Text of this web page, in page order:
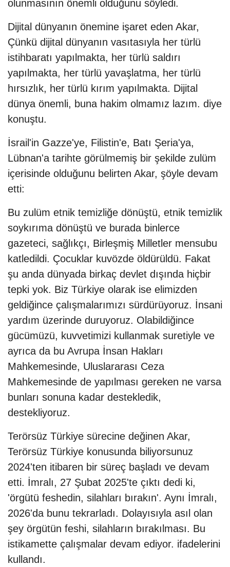
olunmasının önemli olduğunu söyledi.
Dijital dünyanın önemine işaret eden Akar,
Çünkü dijital dünyanın vasıtasıyla her türlü
istihbaratı yapılmakta, her türlü saldırı
yapılmakta, her türlü yavaşlatma, her türlü
hırsızlık, her türlü kırım yapılmakta. Dijital
dünya önemli, buna hakim olmamız lazım. diye
konuştu.
İsrail'in Gazze'ye, Filistin'e, Batı Şeria'ya,
Lübnan'a tarihte görülmemiş bir şekilde zulüm
içerisinde olduğunu belirten Akar, şöyle devam
etti:
Bu zulüm etnik temizliğe dönüştü, etnik temizlik
soykırıma dönüştü ve burada binlerce
gazeteci, sağlıkçı, Birleşmiş Milletler mensubu
katledildi. Çocuklar kuvözde öldürüldü. Fakat
şu anda dünyada birkaç devlet dışında hiçbir
tepki yok. Biz Türkiye olarak ise elimizden
geldiğince çalışmalarımızı sürdürüyoruz. İnsani
yardım üzerinde duruyoruz. Olabildiğince
gücümüzü, kuvvetimizi kullanmak suretiyle ve
ayrıca da bu Avrupa İnsan Hakları
Mahkemesinde, Uluslararası Ceza
Mahkemesinde de yapılması gereken ne varsa
bunları sonuna kadar destekledik,
destekliyoruz.
Terörsüz Türkiye sürecine değinen Akar,
Terörsüz Türkiye konusunda biliyorsunuz
2024'ten itibaren bir süreç başladı ve devam
etti. İmralı, 27 Şubat 2025'te çıktı dedi ki,
'örgütü feshedin, silahları bırakın'. Aynı İmralı,
2026'da bunu tekrarladı. Dolayısıyla asıl olan
şey örgütün feshi, silahların bırakılması. Bu
istikamette çalışmalar devam ediyor. ifadelerini
kullandı.